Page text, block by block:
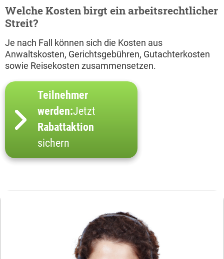
Welche Kosten birgt ein arbeitsrechtlicher
Streit?
Je nach Fall können sich die Kosten aus
Anwaltskosten, Gerichtsgebühren, Gutachterkosten
sowie Reisekosten zusammensetzen.
Teilnehmer
werden:Jetzt
Rabattaktion
sichern